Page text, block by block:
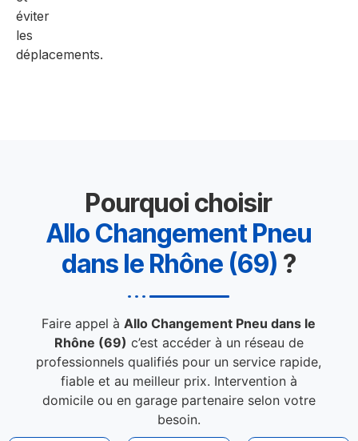
éviter
les
déplacements.
Pourquoi choisir
Allo Changement Pneu
dans le Rhône (69) ?
Faire appel àAllo Changement Pneu dans le
Rhône (69) c’est accéder à un réseau de
professionnels qualifiés pour un service rapide,
fiable et au meilleur prix. Intervention à
domicile ou en garage partenaire selon votre
besoin.